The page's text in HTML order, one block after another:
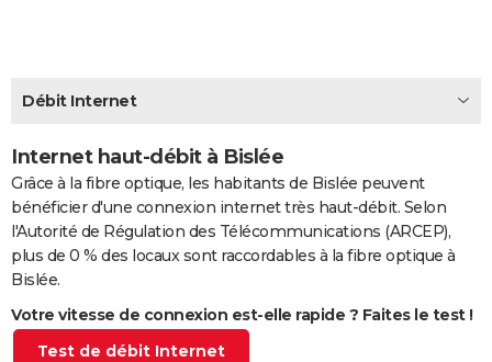
CARTE DE VOEUX
Carte de Noël
Carte Bonne année
Carte Saint-Valentin
Carte Pâques
Carte d'anniversaire
DICTIONNAIRE
PROGRAMME TV
S'inscrire
Se connecter
Lycées
Collèges
Primaires
Universités
Entreprises
Service militaire
Avis de recherche
Débit Internet
Internet haut-débit à Bislée
Grâce à la fibre optique, les habitants de Bislée peuvent
bénéficier d'une connexion internet très haut-débit. Selon
l'Autorité de Régulation des Télécommunications (ARCEP),
plus de 0 % des locaux sont raccordables à la fibre optique à
Bislée.
Votre vitesse de connexion est-elle rapide ? Faites le test !
Test de débit Internet